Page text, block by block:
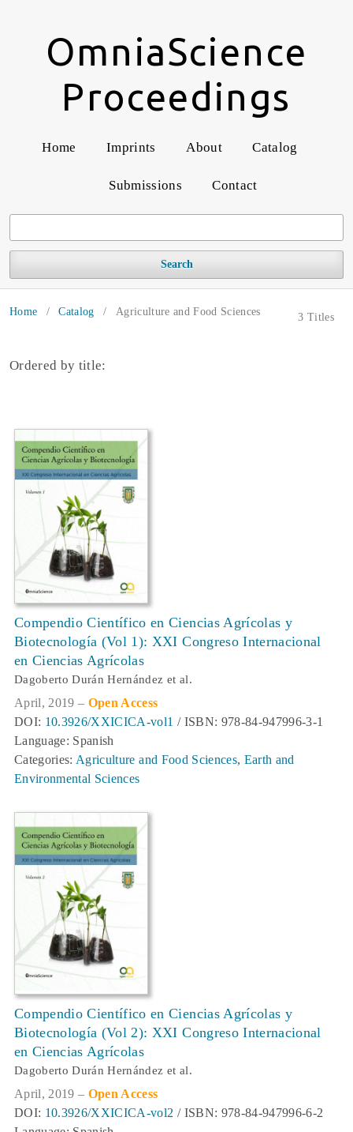
OmniaScience
Proceedings
Home Imprints About Catalog
Submissions Contact
Search
Home / Catalog / Agriculture and Food Sciences 3 Titles
Ordered by title:
Compendio Científico en Ciencias Agrícolas y
Biotecnología (Vol 1): XXI Congreso Internacional
en Ciencias Agrícolas
Dagoberto Durán Hernández et al.
April, 2019 – Open Access
DOI: 10.3926/XXICICA-vol1 / ISBN: 978-84-947996-3-1
Language: Spanish
Categories: Agriculture and Food Sciences, Earth and
Environmental Sciences
Compendio Científico en Ciencias Agrícolas y
Biotecnología (Vol 2): XXI Congreso Internacional
en Ciencias Agrícolas
Dagoberto Durán Hernández et al.
April, 2019 – Open Access
DOI: 10.3926/XXICICA-vol2 / ISBN: 978-84-947996-6-2